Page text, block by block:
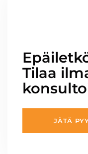
Tilaa
JÄTÄ